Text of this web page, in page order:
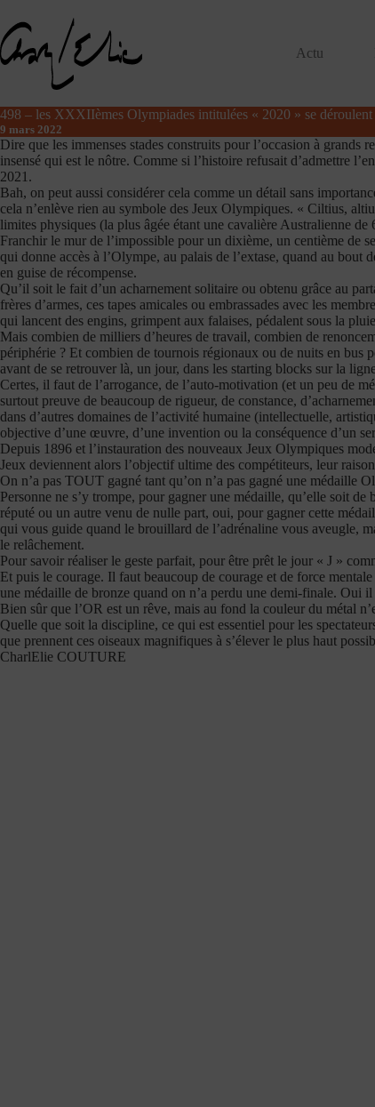
contenu
Actu
498 – les XXXIIèmes Olympiades intitulées « 2020 » se déroulent
9 mars 2022
Dire que les immenses stades construits pour l’occasion à grands
insensé qui est le nôtre. Comme si l’histoire refusait d’admettre
2021.
Bah, on peut aussi considérer cela comme un détail sans
cela n’enlève rien au symbole des Jeux Olympiques. « Ciltius,
limites physiques (la plus âgée étant une cavalière Australienne
Franchir le mur de l’impossible pour un dixième, un centième de
qui donne accès à l’Olympe, au palais de l’extase, quand au
en guise de récompense.
Qu’il soit le fait d’un acharnement solitaire ou obtenu grâce au
frères d’armes, ces tapes amicales ou embrassades avec les
qui lancent des engins, grimpent aux falaises, pédalent sous la
Mais combien de milliers d’heures de travail, combien de
périphérie ? Et combien de tournois régionaux ou de nuits en bus
avant de se retrouver là, un jour, dans les starting blocks sur la
Certes, il faut de l’arrogance, de l’auto-motivation (et un peu de
surtout preuve de beaucoup de rigueur, de constance,
dans d’autres domaines de l’activité humaine (intellectuelle,
objective d’une œuvre, d’une invention ou la conséquence d’un
Depuis 1896 et l’instauration des nouveaux Jeux Olympiques
Jeux deviennent alors l’objectif ultime des compétiteurs, leur
On n’a pas TOUT gagné tant qu’on n’a pas gagné une médaille
Personne ne s’y trompe, pour gagner une médaille, qu’elle soit
réputé ou un autre venu de nulle part, oui, pour gagner cette
qui vous guide quand le brouillard de l’adrénaline vous aveugle,
le relâchement.
Pour savoir réaliser le geste parfait, pour être prêt le jour « J »
Et puis le courage. Il faut beaucoup de courage et de force
une médaille de bronze quand on n’a perdu une demi-finale. Oui
Bien sûr que l’OR est un rêve, mais au fond la couleur du métal
Quelle que soit la discipline, ce qui est essentiel pour les
que prennent ces oiseaux magnifiques à s’élever le plus haut
CharlElie COUTURE